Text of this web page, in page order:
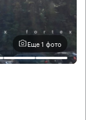
Еще 1 фото